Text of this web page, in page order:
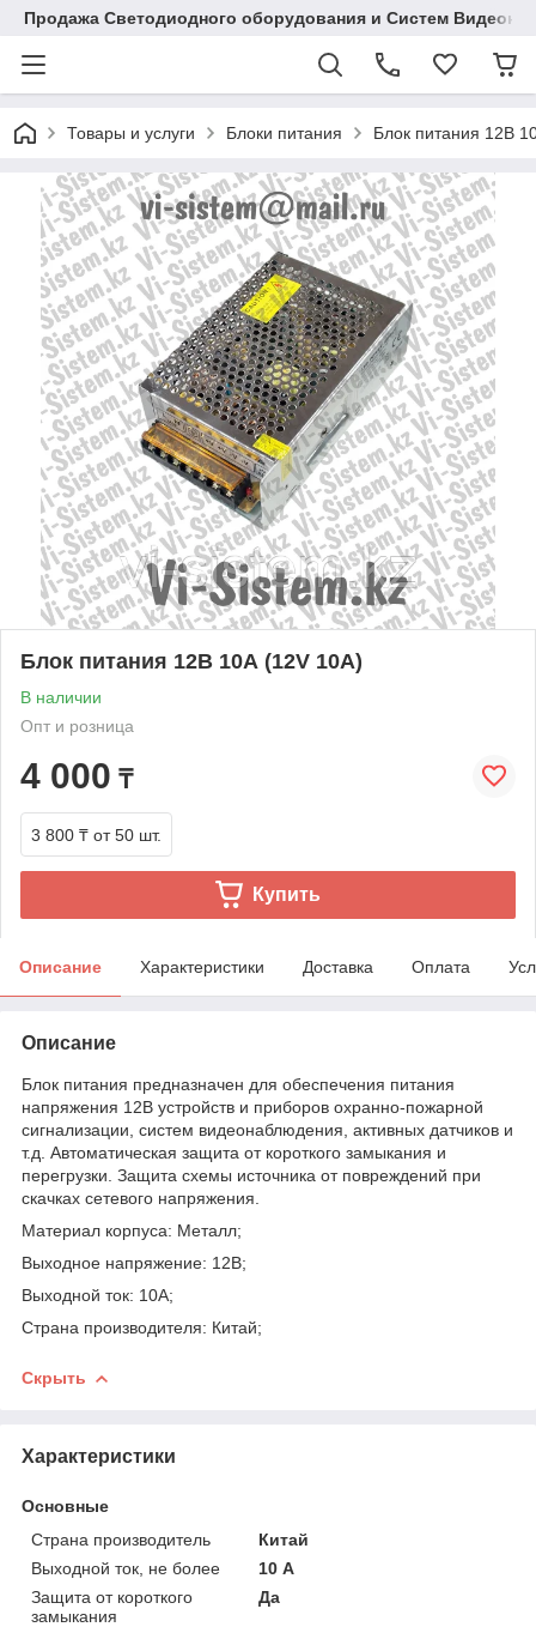
Продажа Светодиодного оборудования и Систем
Товары и услуги Блоки питания Блок питания 12В
Блок питания 12В 10А (12V 10A)
В наличии
Опт и розница
4 000 ₸
3 800 ₸ от 50 шт.
Купить
Описание Характеристики Доставка Оплата
Описание
Блок питания предназначен для обеспечения питания
напряжения 12В устройств и приборов охранно-пожарной
сигнализации, систем видеонаблюдения, активных датчиков и
т.д. Автоматическая защита от короткого замыкания и
перегрузки. Защита схемы источника от повреждений при
скачках сетевого напряжения.
Материал корпуса: Металл;
Выходное напряжение: 12В;
Выходной ток: 10А;
Страна производителя: Китай;
Скрыть
Характеристики
Основные
Страна производитель
Китай
Выходной ток, не более
10 А
Защита от короткого
замыкания
Да